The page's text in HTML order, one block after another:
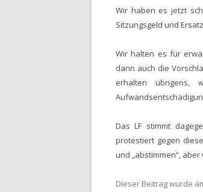
Wir haben es jetzt
Sitzungsgeld und
Wir halten es für
dann auch die
erhalten übrigens,
Das LF stimmt
protestiert gegen
und „abstimmen“,
Dieser Beitrag wurde